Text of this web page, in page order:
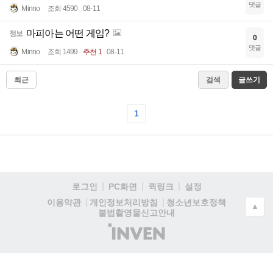
Minno 조회 4590 08-11 댓글
정보 마피아는 어떤 게임?
Minno 조회 1499 추천 1 08-11
0
댓글
최근 검색 글쓰기
1
로그인 PC화면 퀵링크
설정
이용약관
개인정보처리방침
청소년보호정책
불법촬영물신고안내
(주)
인
▲